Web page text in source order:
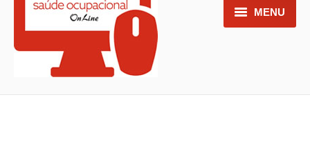
MENU
Home